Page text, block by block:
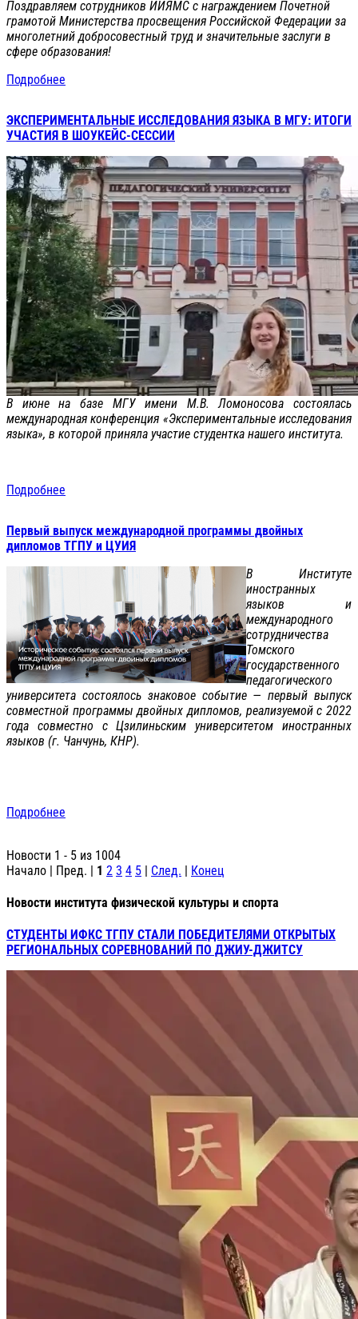
Поздравляем сотрудников ИИЯМС с награждением Почетной
грамотой Министерства просвещения Российской Федерации за
многолетний добросовестный труд и значительные заслуги в
сфере образования!
Подробнее
ЭКСПЕРИМЕНТАЛЬНЫЕ ИССЛЕДОВАНИЯ ЯЗЫКА В МГУ: ИТОГИ
УЧАСТИЯ В ШОУКЕЙС-СЕССИИ
В июне на базе МГУ имени М.В. Ломоносова состоялась
международная конференция «Экспериментальные исследования
языка», в которой приняла участие студентка нашего института.
Подробнее
Первый выпуск международной программы двойных
дипломов ТГПУ и ЦУИЯ
В Институте
иностранных
языков и
международного
сотрудничества
Томского
государственного
педагогического
университета состоялось знаковое событие — первый выпуск
совместной программы двойных дипломов, реализуемой с 2022
года совместно с Цзилиньским университетом иностранных
языков (г. Чанчунь, КНР).
Подробнее
Новости 1 - 5 из 1004
Начало | Пред. | 1 2 3 4 5 | След. | Конец
Новости института физической культуры и спорта
СТУДЕНТЫ ИФКС ТГПУ СТАЛИ ПОБЕДИТЕЛЯМИ ОТКРЫТЫХ
РЕГИОНАЛЬНЫХ СОРЕВНОВАНИЙ ПО ДЖИУ-ДЖИТСУ